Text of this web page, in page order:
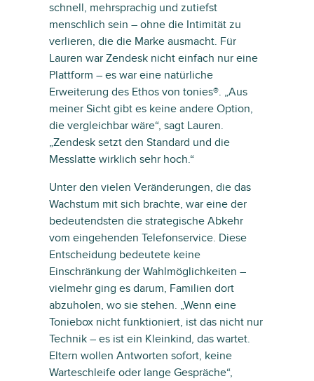
schnell, mehrsprachig und zutiefst
menschlich sein – ohne die Intimität zu
verlieren, die die Marke ausmacht. Für
Lauren war Zendesk nicht einfach nur eine
Plattform – es war eine natürliche
Erweiterung des Ethos von tonies®. „Aus
meiner Sicht gibt es keine andere Option,
die vergleichbar wäre“, sagt Lauren.
„Zendesk setzt den Standard und die
Messlatte wirklich sehr hoch.“
Unter den vielen Veränderungen, die das
Wachstum mit sich brachte, war eine der
bedeutendsten die strategische Abkehr
vom eingehenden Telefonservice. Diese
Entscheidung bedeutete keine
Einschränkung der Wahlmöglichkeiten –
vielmehr ging es darum, Familien dort
abzuholen, wo sie stehen. „Wenn eine
Toniebox nicht funktioniert, ist das nicht nur
Technik – es ist ein Kleinkind, das wartet.
Eltern wollen Antworten sofort, keine
Warteschleife oder lange Gespräche“,